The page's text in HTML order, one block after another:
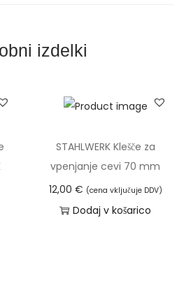
izdelki
STAHLWERK Klešče za
vpenjanje cevi 70 mm
12,00 € (cena vključuje DDV)
Dodaj v košarico